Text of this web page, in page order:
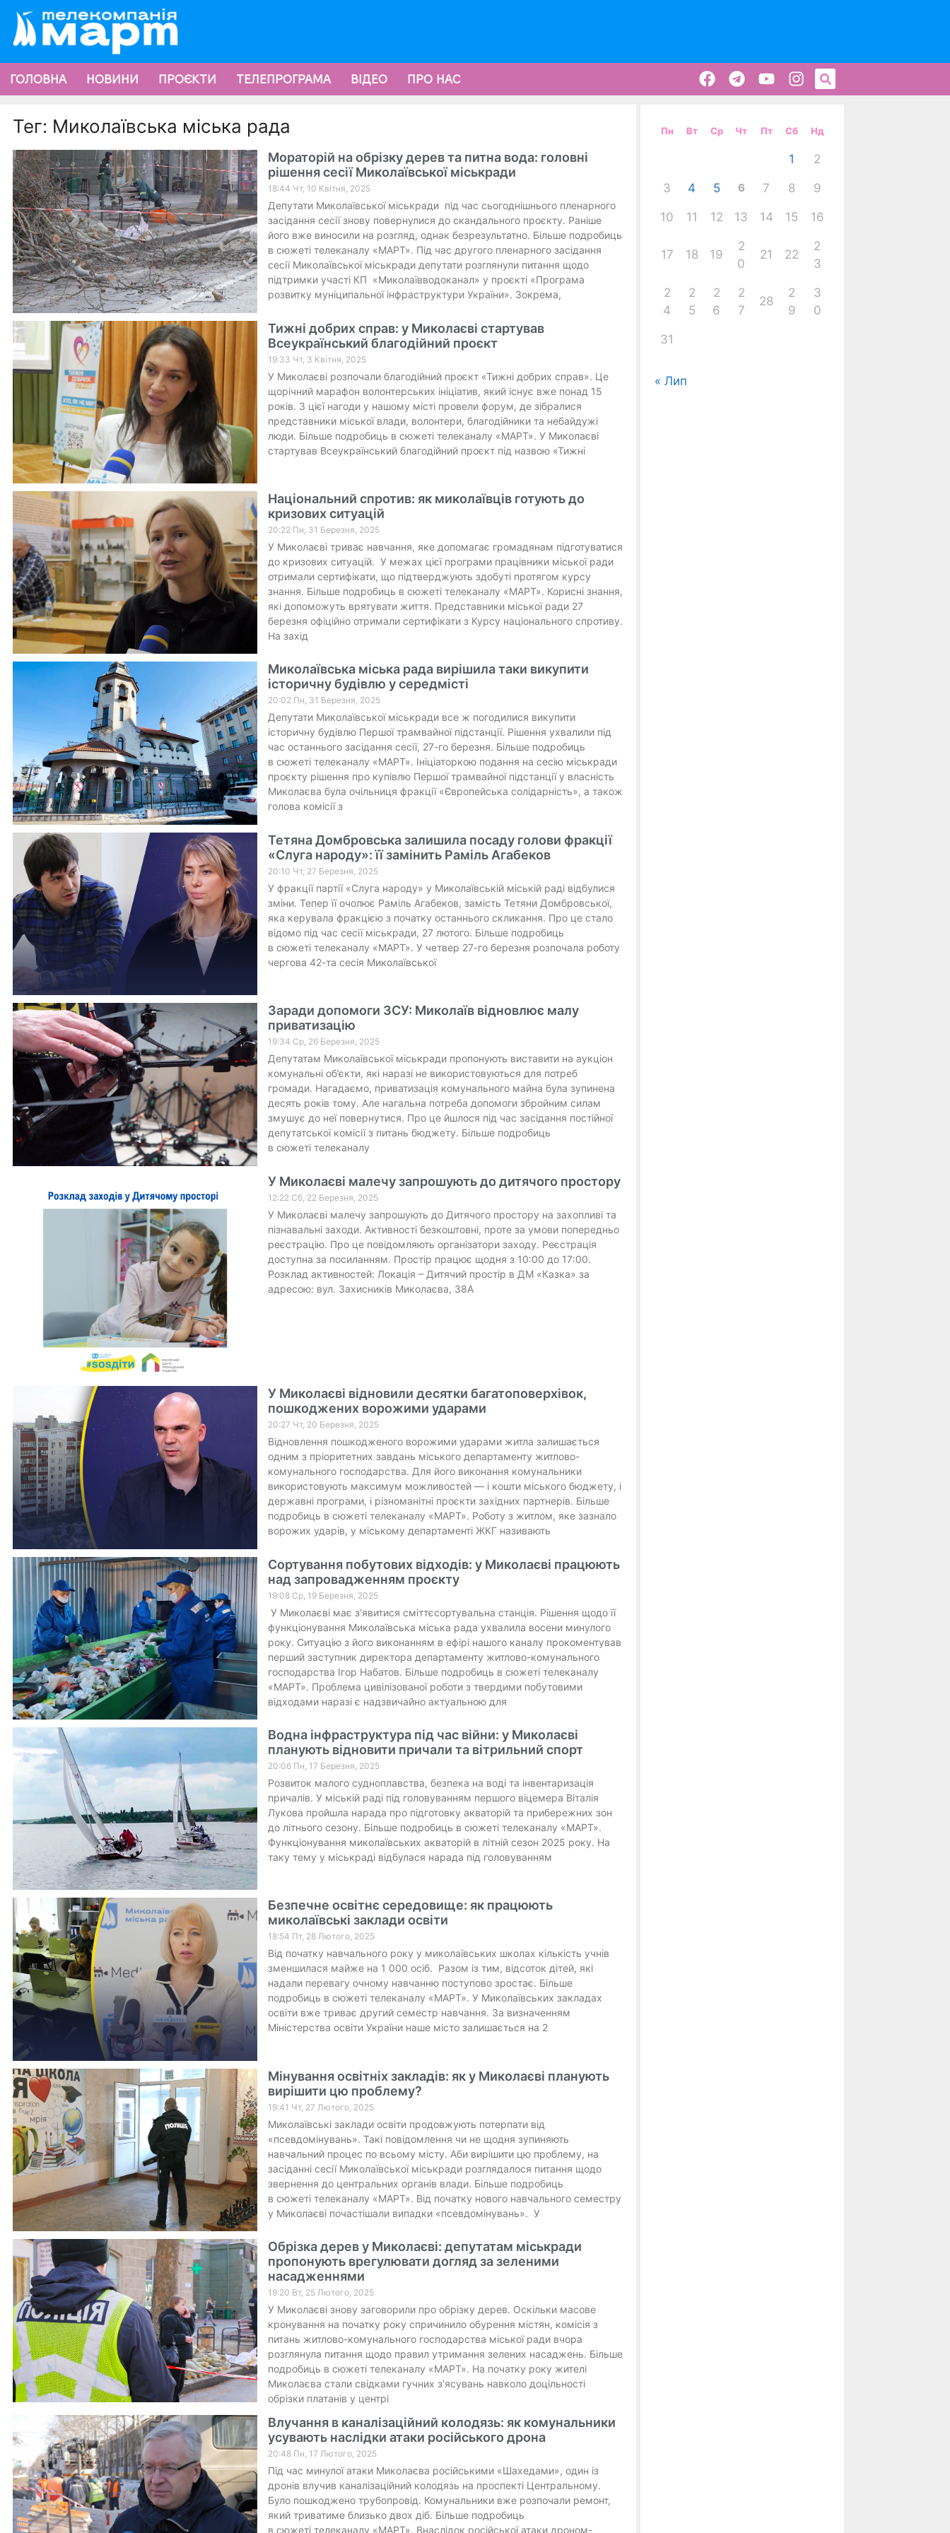
ГОЛОВНА НОВИНИ ПРОЄКТИ ТЕЛЕПРОГРАМА ВІДЕО ПРО НАС
Тег: Миколаївська міська рада
Мораторій на обрізку дерев та питна вода: головні
рішення сесії Миколаївської міськради
18:44 Чт, 10 Квітня, 2025
Депутати Миколаївської міськради під час сьогоднішнього пленарного
засідання сесії знову повернулися до скандального проєкту. Раніше
його вже виносили на розгляд, однак безрезультатно. Більше подробиць
в сюжеті телеканалу «МАРТ». Під час другого пленарного засідання
сесії Миколаївської міськради депутати розглянули питання щодо
підтримки участі КП «Миколаївводоканал» у проєкті «Програма
розвитку муніципальної інфраструктури України». Зокрема,
Тижні добрих справ: у Миколаєві стартував
Всеукраїнський благодійний проєкт
19:33 Чт, 3 Квітня, 2025
У Миколаєві розпочали благодійний проєкт «Тижні добрих справ». Це
щорічний марафон волонтерських ініціатив, який існує вже понад 15
років. З цієї нагоди у нашому місті провели форум, де зібралися
представники міської влади, волонтери, благодійники та небайдужі
люди. Більше подробиць в сюжеті телеканалу «МАРТ». У Миколаєві
стартував Всеукраїнський благодійний проєкт під назвою «Тижні
Національний спротив: як миколаївців готують до
кризових ситуацій
20:22 Пн, 31 Березня, 2025
У Миколаєві триває навчання, яке допомагає громадянам підготуватися
до кризових ситуацій. У межах цієї програми працівники міської ради
отримали сертифікати, що підтверджують здобуті протягом курсу
знання. Більше подробиць в сюжеті телеканалу «МАРТ». Корисні знання,
які допоможуть врятувати життя. Представники міської ради 27
березня офіційно отримали сертифікати з Курсу національного спротиву.
На захід
Миколаївська міська рада вирішила таки викупити
історичну будівлю у середмісті
20:02 Пн, 31 Березня, 2025
Депутати Миколаївської міськради все ж погодилися викупити
історичну будівлю Першої трамвайної підстанції. Рішення ухвалили під
час останнього засідання сесії, 27-го березня. Більше подробиць
в сюжеті телеканалу «МАРТ». Ініціаторкою подання на сесію міськради
проєкту рішення про купівлю Першої трамвайної підстанції у власність
Миколаєва була очільниця фракції «Європейська солідарність», а також
голова комісії з
Тетяна Домбровська залишила посаду голови фракції
«Слуга народу»: її замінить Раміль Агабеков
20:10 Чт, 27 Березня, 2025
У фракції партії «Слуга народу» у Миколаївській міській раді відбулися
зміни. Тепер її очолює Раміль Агабеков, замість Тетяни Домбровської,
яка керувала фракцією з початку останнього скликання. Про це стало
відомо під час сесії міськради, 27 лютого. Більше подробиць
в сюжеті телеканалу «МАРТ». У четвер 27-го березня розпочала роботу
чергова 42-та сесія Миколаївської
Заради допомоги ЗСУ: Миколаїв відновлює малу
приватизацію
19:34 Ср, 26 Березня, 2025
Депутатам Миколаївської міськради пропонують виставити на аукціон
комунальні об’єкти, які наразі не використовуються для потреб
громади. Нагадаємо, приватизація комунального майна була зупинена
десять років тому. Але нагальна потреба допомоги збройним силам
змушує до неї повернутися. Про це йшлося під час засідання постійної
депутатської комісії з питань бюджету. Більше подробиць
в сюжеті телеканалу
У Миколаєві малечу запрошують до дитячого простору
12:22 Сб, 22 Березня, 2025
У Миколаєві малечу запрошують до Дитячого простору на захопливі та
пізнавальні заходи. Активності безкоштовні, проте за умови попередньо
реєстрацію. Про це повідомляють організатори заходу. Реєстрація
доступна за посиланням. Простір працює щодня з 10:00 до 17:00.
Розклад активностей: Локація – Дитячий простір в ДМ «Казка» за
адресою: вул. Захисників Миколаєва, 38А
У Миколаєві відновили десятки багатоповерхівок,
пошкоджених ворожими ударами
20:27 Чт, 20 Березня, 2025
Відновлення пошкодженого ворожими ударами житла залишається
одним з пріоритетних завдань міського департаменту житлово-
комунального господарства. Для його виконання комунальники
використовують максимум можливостей — і кошти міського бюджету, і
державні програми, і різноманітні проєкти західних партнерів. Більше
подробиць в сюжеті телеканалу «МАРТ». Роботу з житлом, яке зазнало
ворожих ударів, у міському департаменті ЖКГ називають
Сортування побутових відходів: у Миколаєві працюють
над запровадженням проєкту
19:08 Ср, 19 Березня, 2025
У Миколаєві має з’явитися сміттєсортувальна станція. Рішення щодо її
функціонування Миколаївська міська рада ухвалила восени минулого
року. Ситуацію з його виконанням в ефірі нашого каналу прокоментував
перший заступник директора департаменту житлово-комунального
господарства Ігор Набатов. Більше подробиць в сюжеті телеканалу
«МАРТ». Проблема цивілізованої роботи з твердими побутовими
відходами наразі є надзвичайно актуальною для
Водна інфраструктура під час війни: у Миколаєві
планують відновити причали та вітрильний спорт
20:06 Пн, 17 Березня, 2025
Розвиток малого судноплавства, безпека на воді та інвентаризація
причалів. У міській раді під головуванням першого віцемера Віталія
Лукова пройшла нарада про підготовку акваторій та прибережних зон
до літнього сезону. Більше подробиць в сюжеті телеканалу «МАРТ».
Функціонування миколаївських акваторій в літній сезон 2025 року. На
таку тему у міськраді відбулася нарада під головуванням
Безпечне освітнє середовище: як працюють
миколаївські заклади освіти
18:54 Пт, 28 Лютого, 2025
Від початку навчального року у миколаївських школах кількість учнів
зменшилася майже на 1 000 осіб. Разом із тим, відсоток дітей, які
надали перевагу очному навчанню поступово зростає. Більше
подробиць в сюжеті телеканалу «МАРТ». У Миколаївських закладах
освіти вже триває другий семестр навчання. За визначенням
Міністерства освіти України наше місто залишається на 2
Мінування освітніх закладів: як у Миколаєві планують
вирішити цю проблему?
19:41 Чт, 27 Лютого, 2025
Миколаївські заклади освіти продовжують потерпати від
«псевдомінувань». Такі повідомлення чи не щодня зупиняють
навчальний процес по всьому місту. Аби вирішити цю проблему, на
засіданні сесії Миколаївської міськради розглядалося питання щодо
звернення до центральних органів влади. Більше подробиць
в сюжеті телеканалу «МАРТ». Від початку нового навчального семестру
у Миколаєві почастішали випадки «псевдомінувань». У
Обрізка дерев у Миколаєві: депутатам міськради
пропонують врегулювати догляд за зеленими
насадженнями
19:20 Вт, 25 Лютого, 2025
У Миколаєві знову заговорили про обрізку дерев. Оскільки масове
кронування на початку року спричинило обурення містян, комісія з
питань житлово-комунального господарства міської ради вчора
розглянула питання щодо правил утримання зелених насаджень. Більше
подробиць в сюжеті телеканалу «МАРТ». На початку року жителі
Миколаєва стали свідками гучних з’ясувань навколо доцільності
обрізки платанів у центрі
Влучання в каналізаційний колодязь: як комунальники
усувають наслідки атаки російського дрона
20:48 Пн, 17 Лютого, 2025
Під час минулої атаки Миколаєва російськими «Шахедами», один із
дронів влучив каналізаційний колодязь на проспекті Центральному.
Було пошкоджено трубопровід. Комунальники вже розпочали ремонт,
який триватиме близько двох діб. Більше подробиць
в сюжеті телеканалу «МАРТ». Внаслідок російської атаки дроном-
Пн Вт Ср Чт Пт Сб Нд
1 2
3 4 5 6 7 8 9
10 11 12 13 14 15 16
17 18 19
2
0
21 22
2
3
2
4
2
5
2
6
2
7
28
2
9
3
0
31
« Лип